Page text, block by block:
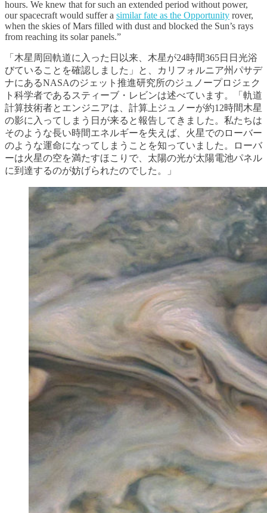
hours. We knew that for such an extended period without power,
our spacecraft would suffer a similar fate as the Opportunity rover,
when the skies of Mars filled with dust and blocked the Sun’s rays
from reaching its solar panels.”
「木星周回軌道に入った日以来、木星が24時間365日日光浴
びていることを確認しました」と、カリフォルニア州パサデ
ナにあるNASAのジェット推進研究所のジュノープロジェク
ト科学者であるスティーブ・レビンは述べています。「軌道
計算技術者とエンジニアは、計算上ジュノーが約12時間木星
の影に入ってしまう日が来ると報告してきました。私たちは
そのような長い時間エネルギーを失えば、火星でのローバー
のような運命になってしまうことを知っていました。ローバ
ーは火星の空を満たすほこりで、太陽の光が太陽電池パネル
に到達するのが妨げられたのでした。」